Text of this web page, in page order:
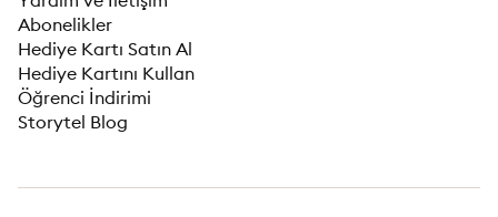
Abonelikler
Hediye Kartı Satın Al
Hediye Kartını Kullan
Öğrenci İndirimi
Storytel Blog